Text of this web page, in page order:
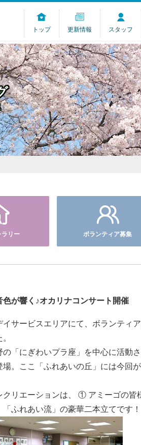
トップ 更新情報 スタッフ
ラリー ボランティア募集
色が響く♪オカリナコンサート開催
イサービスエリアにて、ボランティ
の「にぎわいプラ座」を中心に活動
場。ここ「ふれあいの丘」には今回が
クリエーションは、 ① アミーゴの
「ふれあい流」の豪華二本立てです！